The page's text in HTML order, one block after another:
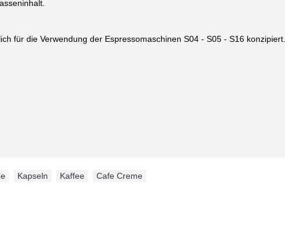
für die Verwendung der Espressomaschinen S04 - S05 - S16 konzipiert.
Kapseln Kaffee Cafe Creme